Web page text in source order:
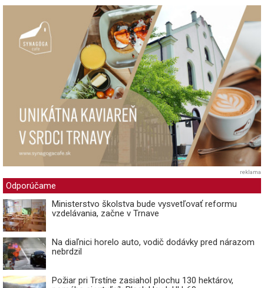
reklama
Odporúčame
Ministerstvo školstva bude vysvetľovať reformu
vzdelávania, začne v Trnave
Na diaľnici horelo auto, vodič dodávky pred nárazom
nebrdzil
Požiar pri Trstíne zasiahol plochu 130 hektárov,